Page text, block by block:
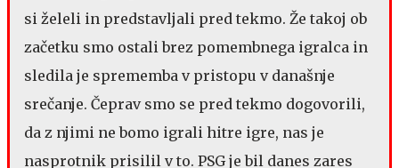
si želeli in predstavljali pred tekmo. Že takoj ob
začetku smo ostali brez pomembnega igralca in
sledila je sprememba v pristopu v današnje
srečanje. Čeprav smo se pred tekmo dogovorili,
da z njimi ne bomo igrali hitre igre, nas je
nasprotnik prisilil v to. PSG je bil danes zares